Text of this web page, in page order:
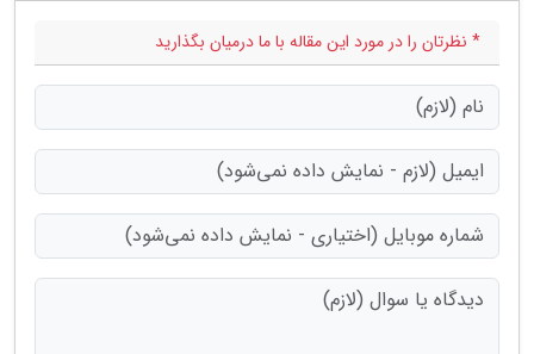
* نظرتان را در مورد این مقاله با ما درمیان بگذارید